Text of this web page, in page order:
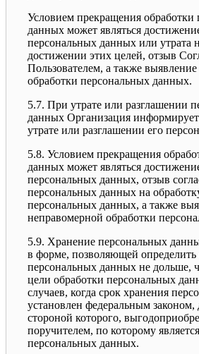
Условием прекращения обработки
данных может являться
персональных данных или утрата
достижении этих целей, отзыв
Пользователем, а также
обработки персональных данных.
5.7. При утрате или разглашении
данных Организация информирует
утрате или разглашении его
5.8. Условием прекращения
данных может являться
персональных данных, отзыв
персональных данных на
персональных данных, а также
неправомерной обработки
5.9. Хранение персональных
в форме, позволяющей определить
персональных данных не дольше,
цели обработки персональных
случаев, когда срок хранения
установлен федеральным законом,
стороной которого,
поручителем, по которому
персональных данных.